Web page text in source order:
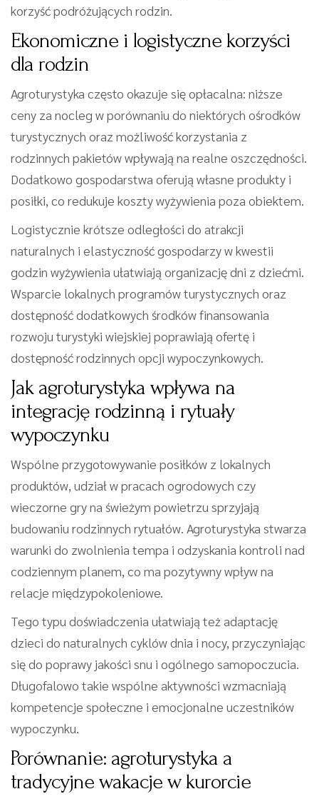
korzyść podróżujących rodzin.
Ekonomiczne i logistyczne korzyści
dla rodzin
Agroturystyka często okazuje się opłacalna: niższe
ceny za nocleg w porównaniu do niektórych ośrodków
turystycznych oraz możliwość korzystania z
rodzinnych pakietów wpływają na realne oszczędności.
Dodatkowo gospodarstwa oferują własne produkty i
posiłki, co redukuje koszty wyżywienia poza obiektem.
Logistycznie krótsze odległości do atrakcji
naturalnych i elastyczność gospodarzy w kwestii
godzin wyżywienia ułatwiają organizację dni z dziećmi.
Wsparcie lokalnych programów turystycznych oraz
dostępność dodatkowych środków finansowania
rozwoju turystyki wiejskiej poprawiają ofertę i
dostępność rodzinnych opcji wypoczynkowych.
Jak agroturystyka wpływa na
integrację rodzinną i rytuały
wypoczynku
Wspólne przygotowywanie posiłków z lokalnych
produktów, udział w pracach ogrodowych czy
wieczorne gry na świeżym powietrzu sprzyjają
budowaniu rodzinnych rytuałów. Agroturystyka stwarza
warunki do zwolnienia tempa i odzyskania kontroli nad
codziennym planem, co ma pozytywny wpływ na
relacje międzypokoleniowe.
Tego typu doświadczenia ułatwiają też adaptację
dzieci do naturalnych cyklów dnia i nocy, przyczyniając
się do poprawy jakości snu i ogólnego samopoczucia.
Długofalowo takie wspólne aktywności wzmacniają
kompetencje społeczne i emocjonalne uczestników
wypoczynku.
Porównanie: agroturystyka a
tradycyjne wakacje w kurorcie